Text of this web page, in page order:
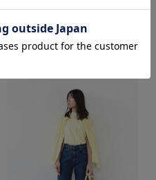
予約商品
web store BINGOYA